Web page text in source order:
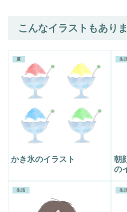
こんなイラストもあり
夏
かき氷のイラスト
生
朝
の
生活 生